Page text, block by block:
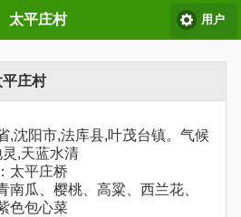
太平庄村 用户
庄村
,沈阳市,法库县,叶茂台镇。气候
,天蓝水清
太平庄桥
南瓜、樱桃、高粱、西兰花、
色包心菜